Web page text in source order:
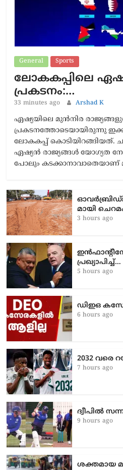
General Sports
ലോകകപ്പിലെ
പ്രകടനം:…
33 minutes ago Arshad K
ഏഷ്യയിലെ മുന്‍നിര
പ്രകടനത്തോടെയായിരുന്നു
ലോകകപ്പ് കൊടിയിറങ്ങിയത്.
ഏഷ്യൻ രാജ്യങ്ങള്‍ യോഗ്യത
പോലും കടക്കാനാവാതെയാണ്
മാ​യി
3 hours ago
പ്രഖ്യാപിച്ച്…
5 hours ago
ഡിഇഒ
6 hours ago
2032 വരെ
7 hours ago
ദ്വീപിൽ
9 hours ago
ശക്തമായ